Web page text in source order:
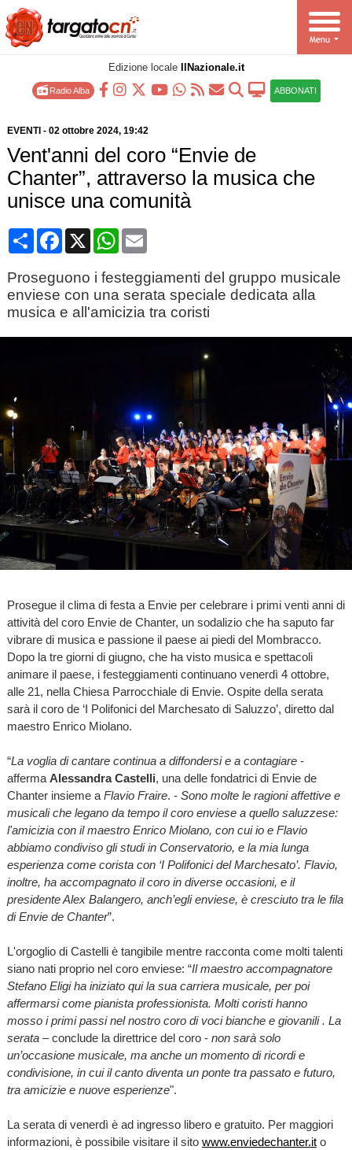
Edizione locale IlNazionale.it
Radio Alba ABBONATI
EVENTI - 02 ottobre 2024, 19:42
Vent'anni del coro “Envie de
Chanter”, attraverso la musica che
unisce una comunità
CondividiFacebook
X WhatsApp
Email
Proseguono i festeggiamenti del gruppo musicale
enviese con una serata speciale dedicata alla
musica e all'amicizia tra coristi
Prosegue il clima di festa a Envie per celebrare i primi venti anni di
attività del coro Envie de Chanter, un sodalizio che ha saputo far
vibrare di musica e passione il paese ai piedi del Mombracco.
Dopo la tre giorni di giugno, che ha visto musica e spettacoli
animare il paese, i festeggiamenti continuano venerdì 4 ottobre,
alle 21, nella Chiesa Parrocchiale di Envie. Ospite della serata
sarà il coro de ‘I Polifonici del Marchesato di Saluzzo’, diretto dal
maestro Enrico Miolano.
“La voglia di cantare continua a diffondersi e a contagiare-
afferma Alessandra Castelli, una delle fondatrici di Envie de
Chanter insieme a Flavio Fraire. - Sono molte le ragioni affettive e
musicali che legano da tempo il coro enviese a quello saluzzese:
l'amicizia con il maestro Enrico Miolano, con cui io e Flavio
abbiamo condiviso gli studi in Conservatorio, e la mia lunga
esperienza come corista con ‘I Polifonici del Marchesato’. Flavio,
inoltre, ha accompagnato il coro in diverse occasioni, e il
presidente Alex Balangero, anch’egli enviese, è cresciuto tra le fila
di Envie de Chanter”.
L'orgoglio di Castelli è tangibile mentre racconta come molti talenti
siano nati proprio nel coro enviese: “Il maestro accompagnatore
Stefano Eligi ha iniziato qui la sua carriera musicale, per poi
affermarsi come pianista professionista. Molti coristi hanno
mosso i primi passi nel nostro coro di voci bianche e giovanili . La
serata– conclude la direttrice del coro - non sarà solo
un’occasione musicale, ma anche un momento di ricordi e
condivisione, in cui il canto diventa un ponte tra passato e futuro,
tra amicizie e nuove esperienze".
La serata di venerdì è ad ingresso libero e gratuito. Per maggiori
informazioni, è possibile visitare il sito www.enviedechanter.ito